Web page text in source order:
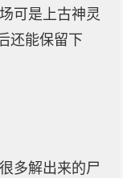
可是上古神灵
还能保留下
多解出来的尸